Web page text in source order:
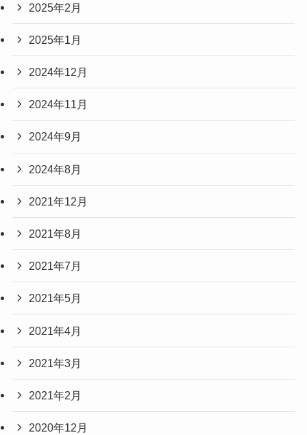
2025年2月
2025年1月
2024年12月
2024年11月
2024年9月
2024年8月
2021年12月
2021年8月
2021年7月
2021年5月
2021年4月
2021年3月
2021年2月
2020年12月